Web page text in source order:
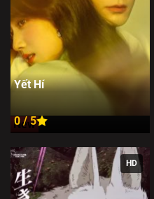
New
Yết Hí
0 / 5
HD